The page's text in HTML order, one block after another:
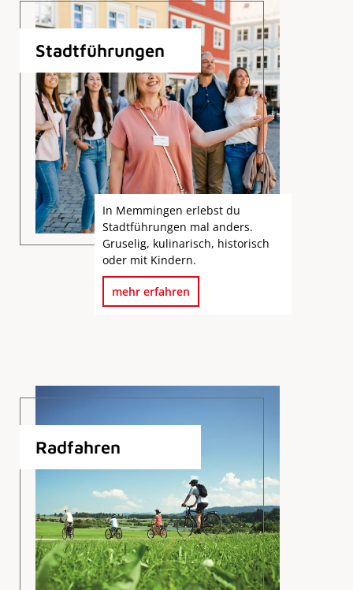
Stadtführungen
In Memmingen erlebst du
Stadtführungen mal anders.
Gruselig, kulinarisch, historisch
oder mit Kindern.
mehr erfahren
Radfahren